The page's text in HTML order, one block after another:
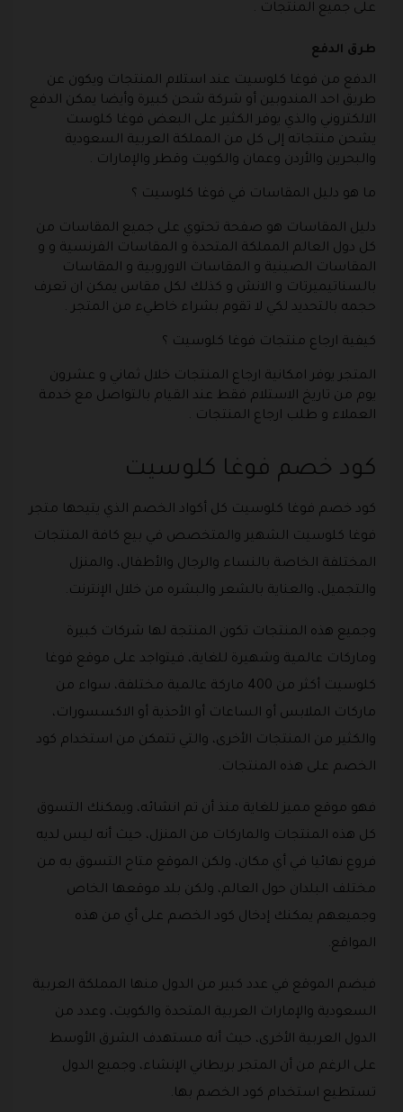
على جميع المنتجات .
طرق الدفع
الدفع من فوغا كلوسيت عند استلام المنتجات ويكون عن
طريق احد المندوبين أو شركة شحن كبيرة وأيضا يمكن الدفع
الالكتروني والذي يوفر الكثير على البعض فوغا كلوست
يشحن منتجاته إلى كل من المملكة العربية السعودية
والبحرين والأردن وعمان والكويت وقطر والإمارات .
ما هو دليل المقاسات في فوغا كلوسيت ؟
دليل المقاسات هو صفحة تحتوي على جميع المقاسات من
كل دول العالم المملكة المتحدة و المقاسات الفرنسية و و
المقاسات الصينية و المقاسات الاوروبية و المقاسات
بالسناتيميرتات و الانش و كذلك لكل مقاس يمكن ان تعرف
حجمه بالتحديد لكي لا تقوم بشراء خاطيء من المتجر .
كيفية ارجاع منتجات فوغا كلوسيت ؟
المتجر يوفر امكانية ارجاع المنتجات خلال ثماني و عشرون
يوم من تاريخ الاستلام فقط عند القيام بالتواصل مع خدمة
العملاء و طلب ارجاع المنتجات .
كود خصم فوغا كلوسيت
كود خصم فوغا كلوسيت كل أكواد الخصم الذي يتيحها متجر
فوغا كلوسيت الشهير والمتخصص في بيع كافة المنتجات
المختلفة الخاصة بالنساء والرجال والأطفال، والمنزل
والتجميل، والعناية بالشعر والبشره من خلال الإنترنت.
وجميع هذه المنتجات تكون المنتجة لها شركات كبيرة
وماركات عالمية وشهيرة للغاية، فيتواجد على موقع فوغا
كلوسيت أكثر من 400 ماركة عالمية مختلفة، سواء من
ماركات الملابس أو الساعات أو الأحذية أو الاكسسورات،
والكثير من المنتجات الأخرى، والتي تتمكن من استخدام كود
الخصم على هذه المنتجات.
فهو موقع مميز للغاية منذ أن تم انشائه، ويمكنك التسوق
كل هذه المنتجات والماركات من المنزل، حيث أنه ليس لديه
فروع نهائيا في أي مكان، ولكن الموقع متاح التسوق به من
مختلف البلدان حول العالم، ولكن بلد موقعها الخاص
وجميعهم يمكنك إدخال كود الخصم على أي من هذه
المواقع.
فيضم الموقع في عدد كبير من الدول منها المملكة العربية
السعودية والإمارات العربية المتحدة والكويت، وعدد من
الدول العربية الأخرى، حيث أنه مستهدف الشرق الأوسط
على الرغم من أن المتجر بريطاني الإنشاء، وجميع الدول
تستطيع استخدام كود الخصم بها.